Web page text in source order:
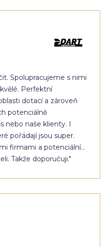
Spolupracujeme s nimi
Perfektní
dotací a zároveň
potenciálně
nebo naše klienty. I
pořádají jsou super.
firmami a potenciálními
Takže doporučuji."